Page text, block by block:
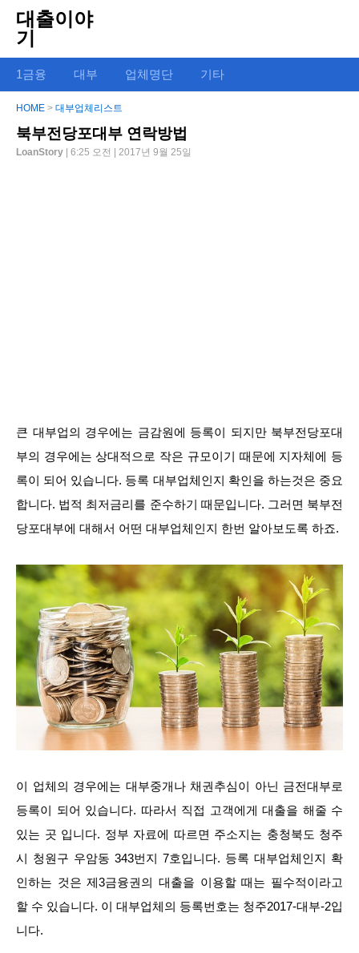
대출이야
기
1금융 대부 업체명단 기타
HOME > 대부업체리스트
북부전당포대부 연락방법
LoanStory | 6:25 오전 | 2017년 9월 25일
큰 대부업의 경우에는 금감원에 등록이 되지만 북부전당포대
부의 경우에는 상대적으로 작은 규모이기 때문에 지자체에 등
록이 되어 있습니다. 등록 대부업체인지 확인을 하는것은 중요
합니다. 법적 최저금리를 준수하기 때문입니다. 그러면 북부전
당포대부에 대해서 어떤 대부업체인지 한번 알아보도록 하죠.
이 업체의 경우에는 대부중개나 채권추심이 아닌 금전대부로
등록이 되어 있습니다. 따라서 직접 고객에게 대출을 해줄 수
있는 곳 입니다. 정부 자료에 따르면 주소지는 충청북도 청주
시 청원구 우암동 343번지 7호입니다. 등록 대부업체인지 확
인하는 것은 제3금융권의 대출을 이용할 때는 필수적이라고
할 수 있습니다. 이 대부업체의 등록번호는 청주2017-대부-2입
니다.